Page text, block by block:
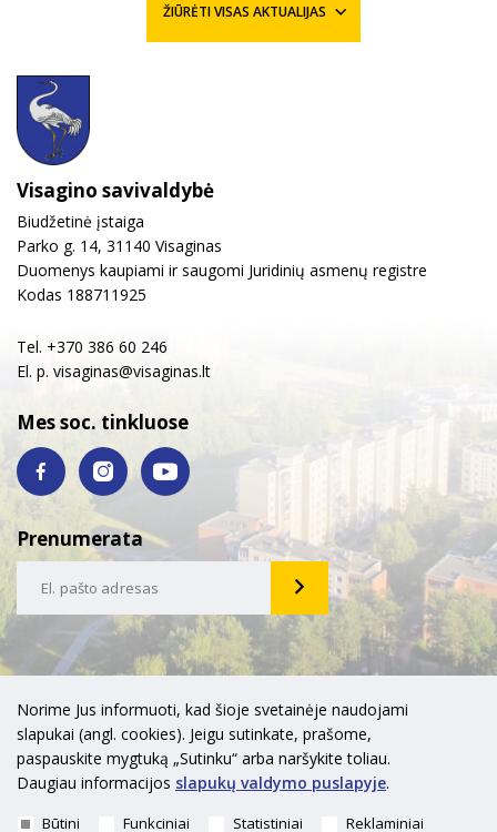
ŽIŪRĖTI VISAS AKTUALIJAS
Visagino savivaldybė
Biudžetinė įstaiga
Parko g. 14, 31140 Visaginas
Duomenys kaupiami ir saugomi Juridinių asmenų registre
Kodas 188711925
Tel. +370 386 60 246
El. p. visaginas@visaginas.lt
Mes soc. tinkluose
Prenumerata
Norime Jus informuoti, kad šioje svetainėje naudojami
slapukai (angl. cookies). Jeigu sutinkate, prašome,
paspauskite mygtuką „Sutinku“ arba naršykite toliau.
Daugiau informacijos slapukų valdymo puslapyje.
Būtini Funkciniai Statistiniai Reklaminiai